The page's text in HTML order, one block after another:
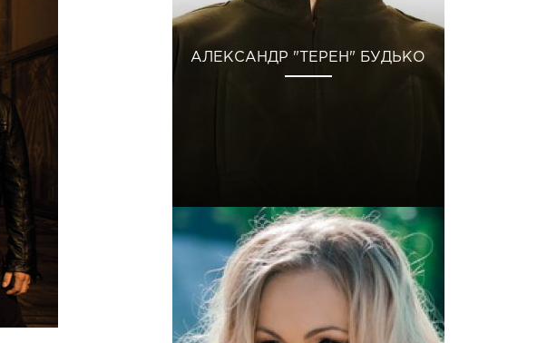
АЛЕКСАНДР "ТЕРЕН" БУДЬКО